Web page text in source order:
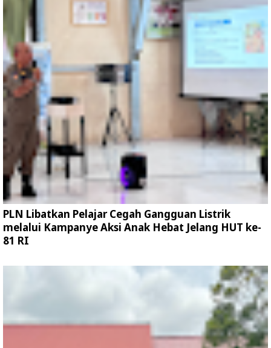
PLN Libatkan Pelajar Cegah Gangguan Listrik
melalui Kampanye Aksi Anak Hebat Jelang HUT ke-
81 RI